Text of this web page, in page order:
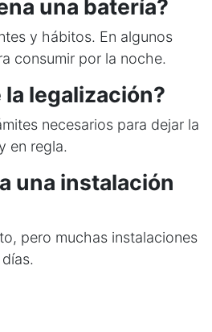
una batería?
y hábitos. En algunos
consumir por la noche.
legalización?
necesarios para dejar la
en regla.
una instalación
pero muchas instalaciones